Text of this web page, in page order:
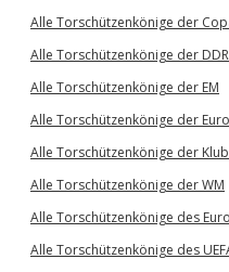
Alle Torschützenkönige der
Alle Torschützenkönige der
Alle Torschützenkönige der EM
Alle Torschützenkönige der
Alle Torschützenkönige der
Alle Torschützenkönige der WM
Alle Torschützenkönige des
Alle Torschützenkönige des